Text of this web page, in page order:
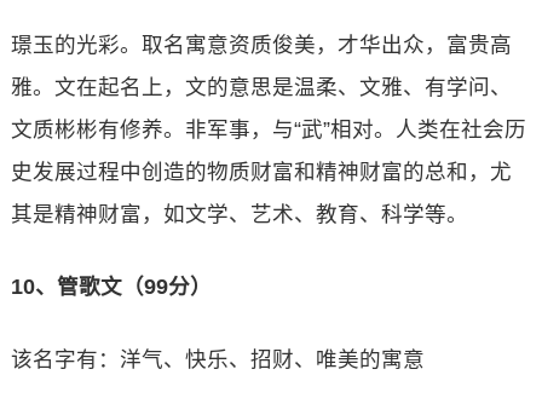
璟玉的光彩。取名寓意资质俊美，才华出众，富贵高
雅。文在起名上，文的意思是温柔、文雅、有学问、
文质彬彬有修养。非军事，与“武”相对。人类在社会历
史发展过程中创造的物质财富和精神财富的总和，尤
其是精神财富，如文学、艺术、教育、科学等。
10、管歌文（99分）
该名字有：洋气、快乐、招财、唯美的寓意